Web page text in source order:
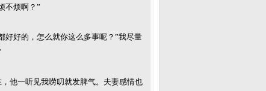
不烦啊？”
好的，怎么就你这么多事呢？”我尽量
他一听见我唠叨就发脾气。夫妻感情也